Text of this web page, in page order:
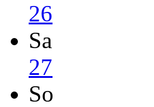
26
Sa
27
So